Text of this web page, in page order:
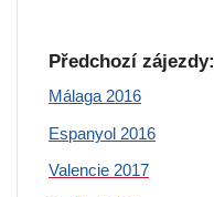
Předchozí zájezdy:
Málaga 2016
Espanyol 2016
Valencie 2017